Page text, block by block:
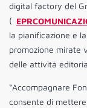
digital factory del
(
la pianificazione e
promozione mirate
delle attività
“Accompagnare
consente di